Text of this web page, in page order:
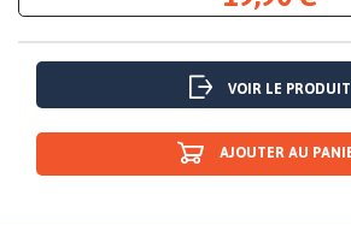
VOIR LE PRODUIT
AJOUTER AU